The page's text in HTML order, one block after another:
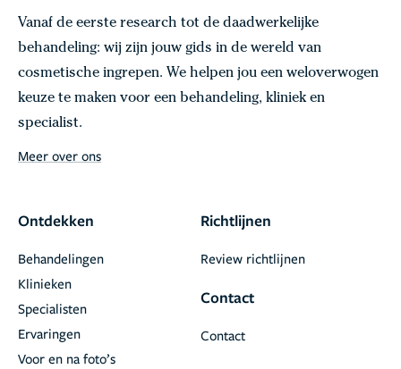
Vanaf de eerste research tot de daadwerkelijke
behandeling: wij zijn jouw gids in de wereld van
cosmetische ingrepen. We helpen jou een weloverwogen
keuze te maken voor een behandeling, kliniek en
specialist.
Meer over ons
Ontdekken
Behandelingen
Klinieken
Specialisten
Ervaringen
Voor en na foto’s
Richtlijnen
Review richtlijnen
Contact
Contact